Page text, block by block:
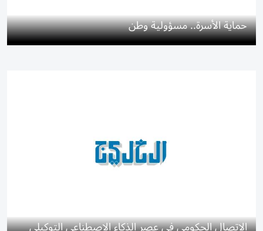
حماية الأسرة.. مسؤولية وطن